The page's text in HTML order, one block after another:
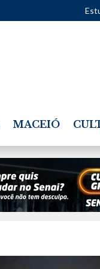
Estudante tem
MACEIÓ